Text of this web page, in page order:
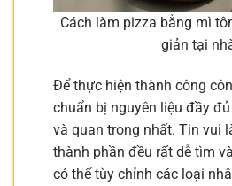
Cách làm pizza bằng mì
giản tại
Để thực hiện thành công
chuẩn bị nguyên liệu đầy
và quan trọng nhất. Tin vui
thành phần đều rất dễ tìm
có thể tùy chỉnh các loại